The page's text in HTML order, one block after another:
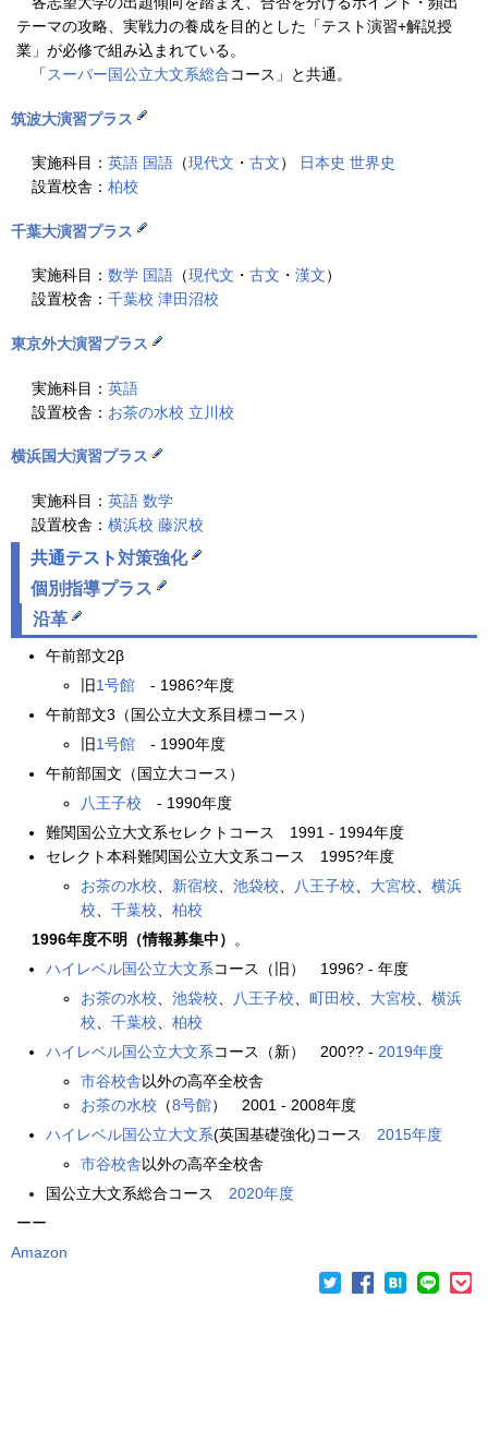
テーマの攻略、実戦力の養成を目的とした「テスト演習+解説授
業」が必修で組み込まれている。
「 スーパー国公立大文系総合コース」と共通。
筑波大演習プラス
実施科目： 英語 国語 （現代文 ・ 古文） 日本史 世界史
設置校舎： 柏校
千葉大演習プラス
実施科目： 数学 国語 （現代文 ・ 古文 ・ 漢文）
設置校舎： 千葉校 津田沼校
東京外大演習プラス
実施科目： 英語
設置校舎： お茶の水校 立川校
横浜国大演習プラス
実施科目： 英語 数学
設置校舎： 横浜校 藤沢校
共通テスト対策強化
個別指導プラス
沿革
午前部文2β
旧1号館 - 1986?年度
午前部文3（国公立大文系目標コース）
旧1号館 - 1990年度
午前部国文（国立大コース）
八王子校 - 1990年度
難関国公立大文系セレクトコース 1991 - 1994年度
セレクト本科難関国公立大文系コース 1995?年度
お茶の水校
新宿校 池袋校 八王子校 大宮校
横浜
校
千葉校
柏校
1996年度不明（情報募集中）
。
ハイレベル国公立大文系コース（旧） 1996? - 年度
お茶の水校
池袋校 八王子校 町田校 大宮校
横浜
校
千葉校
柏校
ハイレベル国公立大文系コース（新） 200?? - 2019年度
市谷校舎以外の高卒全校舎
お茶の水校 （8号館） 2001 - 2008年度
ハイレベル国公立大文系(英国基礎強化)コース 2015年度
市谷校舎以外の高卒全校舎
国公立大文系総合コース 2020年度
ーー
Amazon